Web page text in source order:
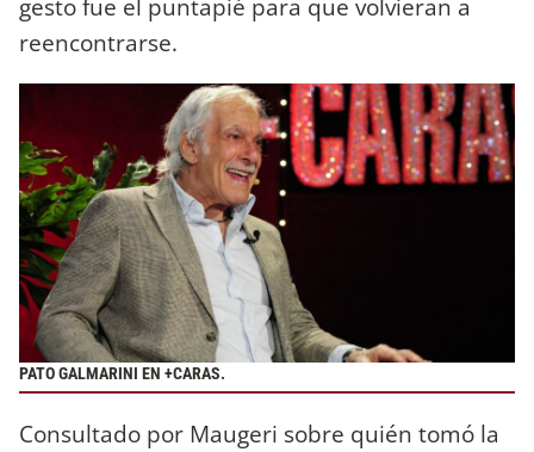
gesto fue el puntapié para que volvieran a
reencontrarse.
PATO GALMARINI EN +CARAS.
Consultado por Maugeri sobre quién tomó la